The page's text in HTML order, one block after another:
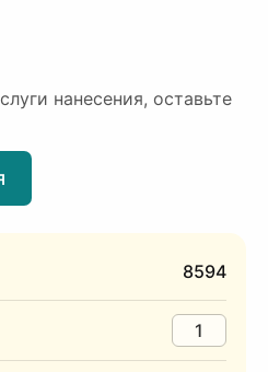
нанесения, оставьте
8594